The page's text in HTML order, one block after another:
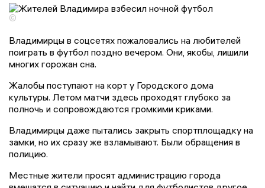
©
Владимирцы в соцсетях пожаловались на любителей
поиграть в футбол поздно вечером. Они, якобы, лишили
многих горожан сна.
Жалобы поступают на корт у Городского дома
культуры. Летом матчи здесь проходят глубоко за
полночь и сопровождаются громкими криками.
Владимирцы даже пытались закрыть спортплощадку на
замки, но их сразу же взламывают. Были обращения в
полицию.
Местные жители просят администрацию города